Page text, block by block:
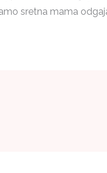
sretna mama